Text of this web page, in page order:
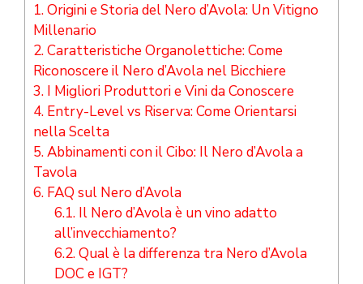
1.Origini e Storia del Nero d’Avola: Un Vitigno
Millenario
2.Caratteristiche Organolettiche: Come
Riconoscere il Nero d’Avola nel Bicchiere
3. I Migliori Produttori e Vini da Conoscere
4. Entry-Level vs Riserva: Come Orientarsi
nella Scelta
5.Abbinamenti con il Cibo: Il Nero d’Avola a
Tavola
6. FAQ sul Nero d’Avola
6.1.Il Nero d’Avola è un vino adatto
all’invecchiamento?
6.2.Qual è la differenza tra Nero d’Avola
DOC e IGT?